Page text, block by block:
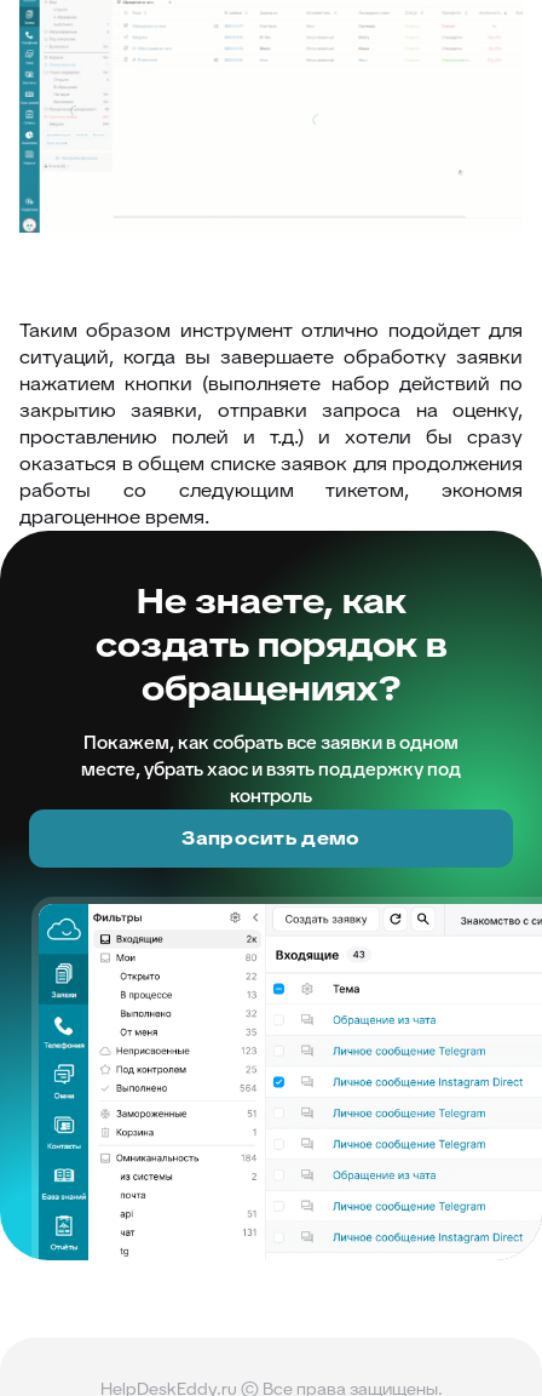
Таким образом инструмент отлично подойдет для
ситуаций, когда вы завершаете обработку заявки
нажатием кнопки (выполняете набор действий по
закрытию заявки, отправки запроса на оценку,
проставлению полей и т.д.) и хотели бы сразу
оказаться в общем списке заявок для продолжения
работы со следующим тикетом, экономя
драгоценное время.
Не знаете, как
создать порядок в
обращениях?
Покажем, как собрать все заявки в одном
месте, убрать хаос и взять поддержку под
контроль
Запросить демо
HelpDeskEddy.ru © Все права защищены.